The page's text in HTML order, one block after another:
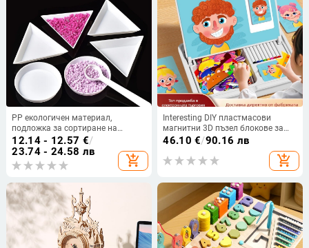
PP екологичен материал,
подложка за сортиране на
мънища, триъгълна и кръгла
форма, бяла за съхранение
12.14 - 12.57 €/
23.74 - 24.58 лв
add_shopping_cart
Interesting DIY пластмасови
магнитни 3D пъзел блокове за
деца на възраст 4–6 години
46.10 €/90.16 лв
add_shopping_cart